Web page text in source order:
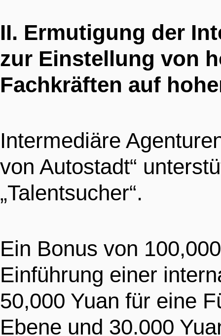
II. Ermutigung der
zur Einstellung von
Fachkräften auf
Intermediäre
von Autostadt“
„Talentsucher“.
Ein Bonus von
Einführung einer
50,000 Yuan für eine
Ebene und 30.000